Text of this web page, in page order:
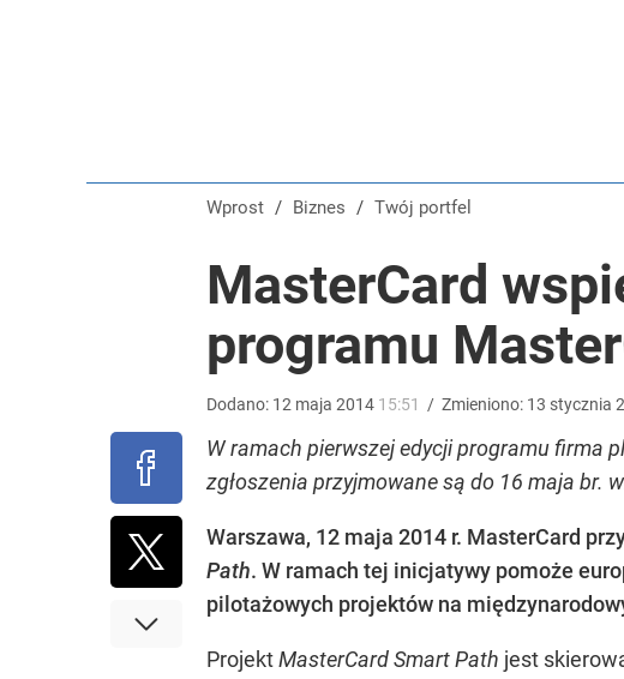
Vistula x LOT: Elegancja w podróży. Premiera wspólnej
Wprost / Biznes / Twój portfel
MasterCard
programu
Dodano: 12 maja 2014 15:51 / Zmieniono: 13 stycznia
W ramach pierwszej edycji programu firma
zgłoszenia przyjmowane są do 16 maja br.
Warszawa, 12 maja 2014 r. MasterCard
Path. W ramach tej inicjatywy pomoże
pilotażowych projektów na
ProjektMasterCard Smart Path jest